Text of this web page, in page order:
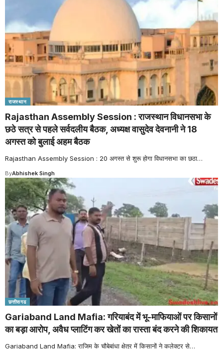
राजस्थान
Rajasthan Assembly Session : राजस्थान विधानसभा के
छठे सत्र से पहले सर्वदलीय बैठक, अध्यक्ष वासुदेव देवनानी ने 18
अगस्त को बुलाई अहम बैठक
Rajasthan Assembly Session : 20 अगस्त से शुरू होगा विधानसभा का छठा…
ByAbhishek Singh
छत्तीसगढ
Gariaband Land Mafia: गरियाबंद में भू-माफियाओं पर किसानों
का बड़ा आरोप, अवैध प्लाटिंग कर खेतों का रास्ता बंद करने की शिकायत
Gariaband Land Mafia: राजिम के चौबेबांधा क्षेत्र में किसानों ने कलेक्टर से…